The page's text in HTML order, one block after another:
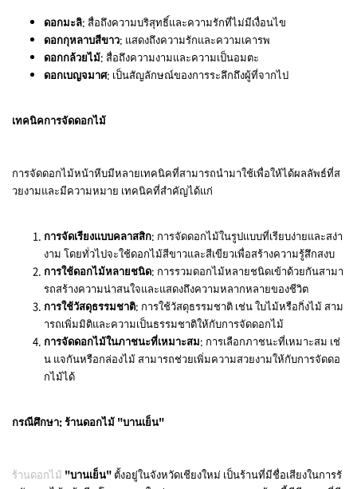
ดอกมะลิ: สื่อถึงความบริสุทธิ์และความรักที่ไม่มีเงื่อนไข
ดอกกุหลาบสีขาว: แสดงถึงความรักและความเคารพ
ดอกกล้วยไม้: สื่อถึงความงามและความเป็นอมตะ
ดอกเบญจมาศ: เป็นสัญลักษณ์ของการระลึกถึงผู้ที่จากไป
เทคนิคการจัดดอกไม้
การจัดดอกไม้หน้าหีบมีหลายเทคนิคที่สามารถนำมาใช้เพื่อให้ได้ผลลัพธ์ที่ส
วยงามและมีความหมาย เทคนิคที่สำคัญได้แก่
การจัดเรียงแบบคลาสสิก: การจัดดอกไม้ในรูปแบบที่เรียบง่ายและสง่า
งาม โดยทั่วไปจะใช้ดอกไม้สีขาวและสีเขียวเพื่อสร้างความรู้สึกสงบ
การใช้ดอกไม้หลายชนิด: การรวมดอกไม้หลายชนิดเข้าด้วยกันสามา
รถสร้างความน่าสนใจและแสดงถึงความหลากหลายของชีวิต
การใช้วัสดุธรรมชาติ: การใช้วัสดุธรรมชาติ เช่น ใบไม้หรือกิ่งไม้ สาม
ารถเพิ่มมิติและความเป็นธรรมชาติให้กับการจัดดอกไม้
การจัดดอกไม้ในภาชนะที่เหมาะสม: การเลือกภาชนะที่เหมาะสม เช่
น แจกันหรือกล่องไม้ สามารถช่วยเพิ่มความสวยงามให้กับการจัดดอ
กไม้ได้
กรณีศึกษา: ร้านดอกไม้ "บานเย็น"
ร้านดอกไม้ "บานเย็น" ตั้งอยู่ในจังหวัดเชียงใหม่ เป็นร้านที่มีชื่อเสียงในการรั